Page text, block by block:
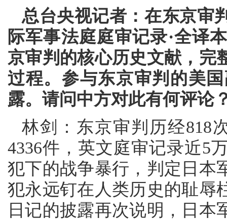
总台央视记者：在东京审
际军事法庭庭审记录·全译
京审判的核心历史文献，完
过程。参与东京审判的美
露。请问中方对此有何评论
林剑：东京审判历经818
4336件，英文庭审记录近5
犯下的战争暴行，判定日本
犯永远钉在人类历史的耻辱
日记的披露再次说明，日本